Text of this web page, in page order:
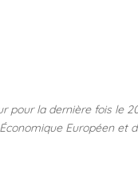
pour la dernière fois le
Européen et